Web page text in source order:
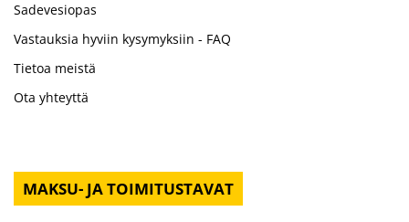
Sadevesiopas
Vastauksia hyviin kysymyksiin - FAQ
Tietoa meistä
Ota yhteyttä
MAKSU- JA TOIMITUSTAVAT